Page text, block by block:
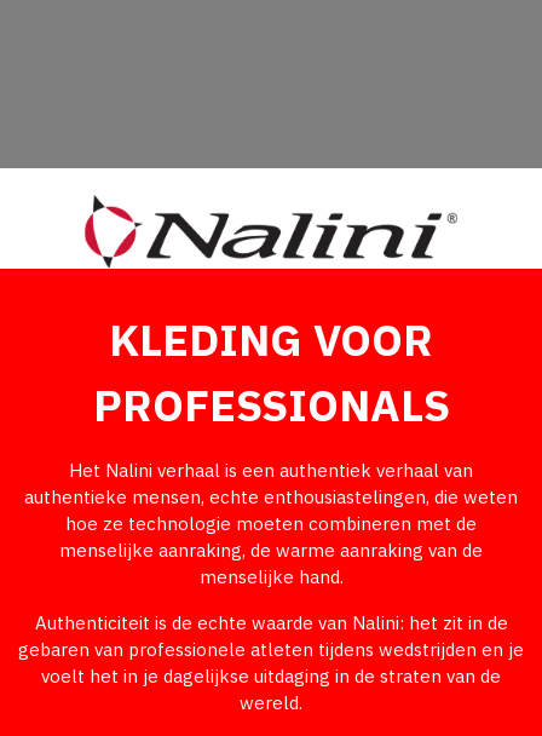
KLEDING VOOR
PROFESSIONALS
Het Nalini verhaal is een authentiek verhaal van
authentieke mensen, echte enthousiastelingen, die weten
hoe ze technologie moeten combineren met de
menselijke aanraking, de warme aanraking van de
menselijke hand.
Authenticiteit is de echte waarde van Nalini: het zit in de
gebaren van professionele atleten tijdens wedstrijden en je
voelt het in je dagelijkse uitdaging in de straten van de
wereld.